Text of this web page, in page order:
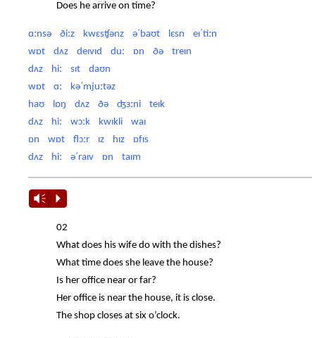
Does he arrive on time?
ɑːnsə ðiːz kwɛsʧənz əˈbaʊt lɛsn eɪˈtiːn
wɒt dʌz deɪvɪd duː ɒn ðə treɪn
dʌz hiː sɪt daʊn
wɒt ɑː kəˈmjuːtəz
haʊ lɒŋ dʌz ðə ʤɜːni teɪk
dʌz hiː wɔːk kwɪkli waɪ
ɒn wɒt flɔːr ɪz hɪz ɒfɪs
dʌz hiː əˈraɪv ɒn taɪm
Vm P
02
What does his wife do with the dishes?
What time does she leave the house?
Is her office near or far?
Her office is near the house, it is close.
The shop closes at six o’clock.